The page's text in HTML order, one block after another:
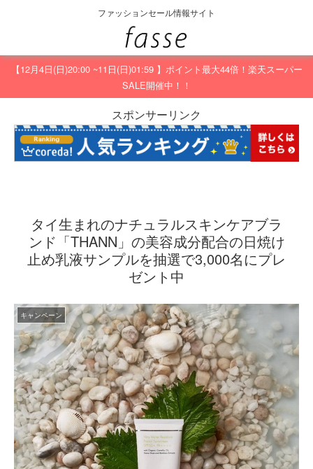
ファッションセール情報サイト
【12月4日(日)20:00 ~11日(日)01:59 】ポイント最大44倍！楽天スーパー
SALE開催中！！
スポンサーリンク
タイ生まれのナチュラルスキンケアブラ
ンド「THANN」の美容成分配合の日焼け
止め乳液サンプルを抽選で3,000名にプレ
ゼント中
キャンペーン